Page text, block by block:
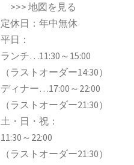
>>> 地図を見る
定休日：年中無休
平日：
ランチ…11:30～15:00
（ラストオーダー14:30）
ディナー…17:00～22:00
（ラストオーダー21:30）
土・日・祝：
11:30～22:00
（ラストオーダー21:30）